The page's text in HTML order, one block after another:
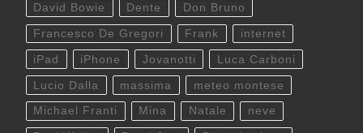
David Bowie Dente Don Bruno
Francesco De Gregori Frank internet
iPad iPhone Jovanotti Luca Carboni
Lucio Dalla massima meteo montese
Michael Franti Mina Natale neve